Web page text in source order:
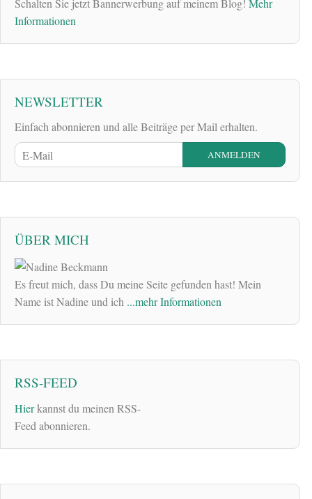
Informationen
NEWSLETTER
Einfach abonnieren und alle Beiträge per Mail erhalten.
ÜBER MICH
Es freut mich, dass Du meine Seite gefunden hast! Mein
Name ist Nadine und ich ...mehr Informationen
RSS-FEED
Hierkannst du meinen RSS-
Feed abonnieren.